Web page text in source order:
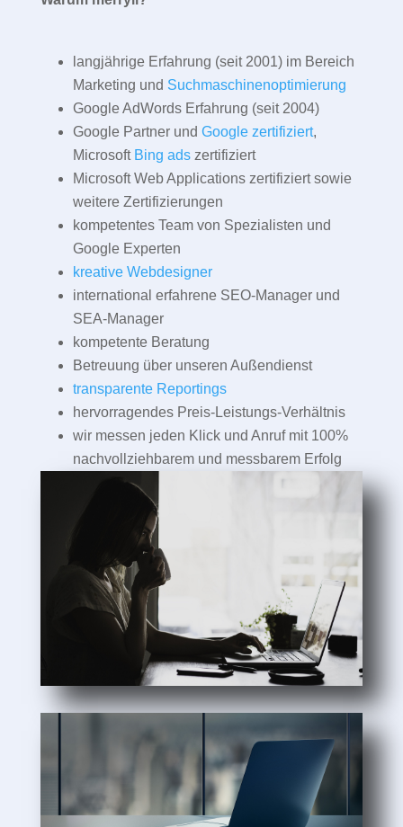
langjährige Erfahrung (seit 2001) im Bereich
Marketing und Suchmaschinenoptimierung
Google AdWords Erfahrung (seit 2004)
Google Partner und Google zertifiziert,
Microsoft Bing adszertifiziert
Microsoft Web Applications zertifiziert sowie
weitere Zertifizierungen
kompetentes Team von Spezialisten und
Google Experten
kreative Webdesigner
international erfahrene SEO-Manager und
SEA-Manager
kompetente Beratung
Betreuung über unseren Außendienst
transparente Reportings
hervorragendes Preis-Leistungs-Verhältnis
wir messen jeden Klick und Anruf mit 100%
nachvollziehbarem und messbarem Erfolg